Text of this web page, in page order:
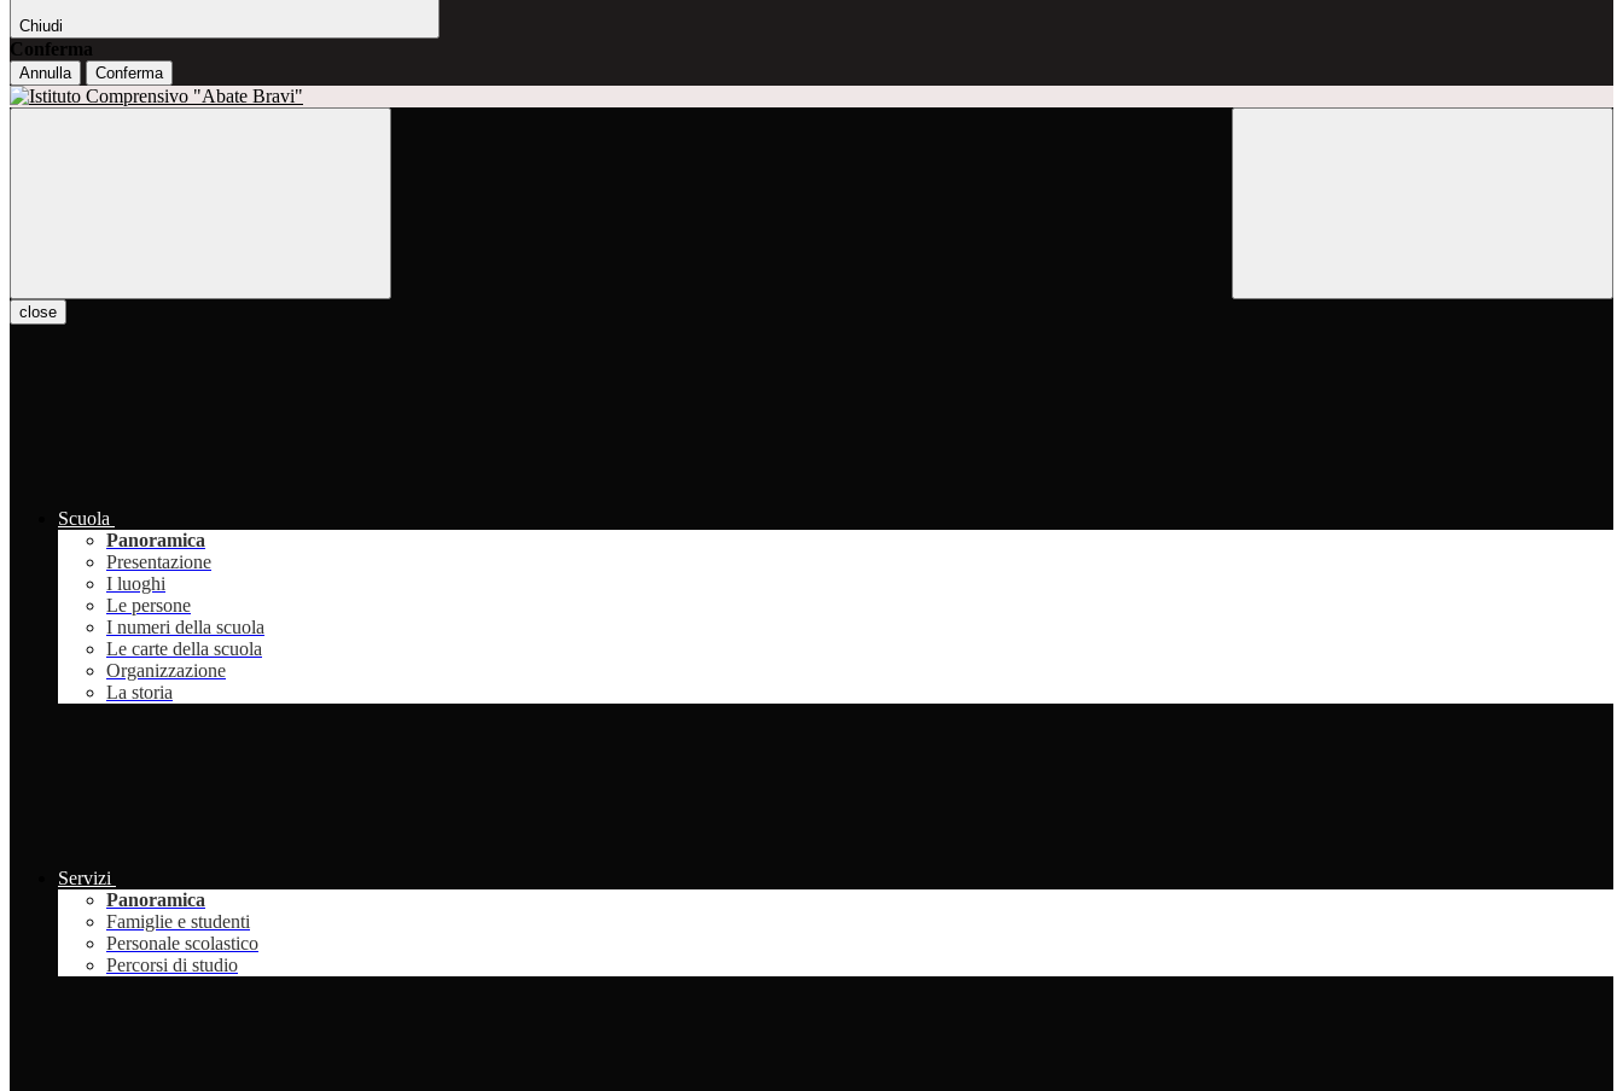
Chiudi
Conferma
Annulla Conferma
close
Scuola
Panoramica
Presentazione
I luoghi
Le persone
I numeri della scuola
Le carte della scuola
Organizzazione
La storia
Servizi
Panoramica
Famiglie e studenti
Personale scolastico
Percorsi di studio